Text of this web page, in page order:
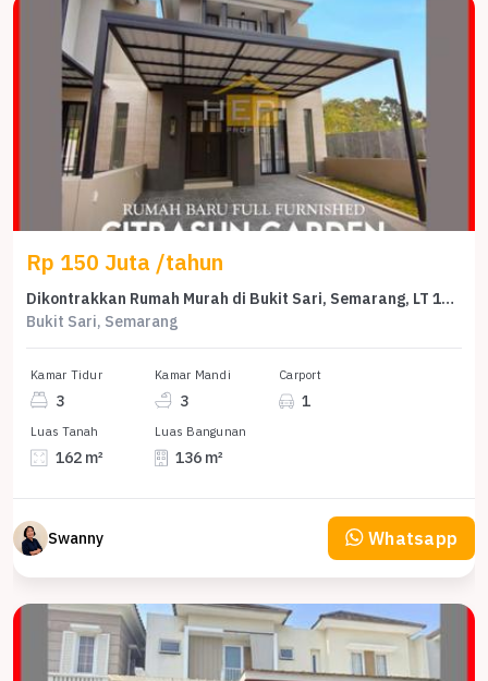
Rp 150 Juta /tahun
Dikontrakkan Rumah Murah di Bukit Sari, Semarang, LT 162m²
Bukit Sari, Semarang
Kamar Tidur
3
Kamar Mandi
3
Carport
1
Luas Tanah
162 m²
Luas Bangunan
136 m²
Swanny Whatsapp